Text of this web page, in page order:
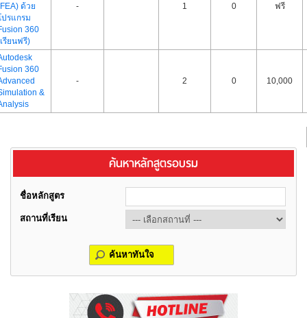
ด้วย
ปรแกรม
360
รียนฟรี)
- 1 0 ฟรี
360
&
- 2 0 10,000
ค้นหาหลักสูตรอบรม
ชื่อหลักสูตร
สถานที่เรียน
ค้นหาทันใจ